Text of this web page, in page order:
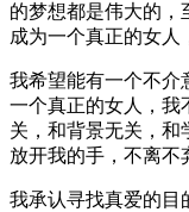
的梦想都是伟大的，
成为一个真正的女人
我希望能有一个不介
一个真正的女人，我
关，和背景无关，和
放开我的手，不离不
我承认寻找真爱的目